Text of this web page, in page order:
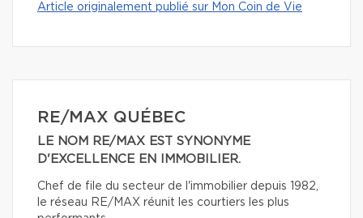
Article originalement publié sur Mon Coin de Vie
RE/MAX QUÉBEC
LE NOM RE/MAX EST SYNONYME
D'EXCELLENCE EN IMMOBILIER.
Chef de file du secteur de l'immobilier depuis 1982,
le réseau RE/MAX réunit les courtiers les plus